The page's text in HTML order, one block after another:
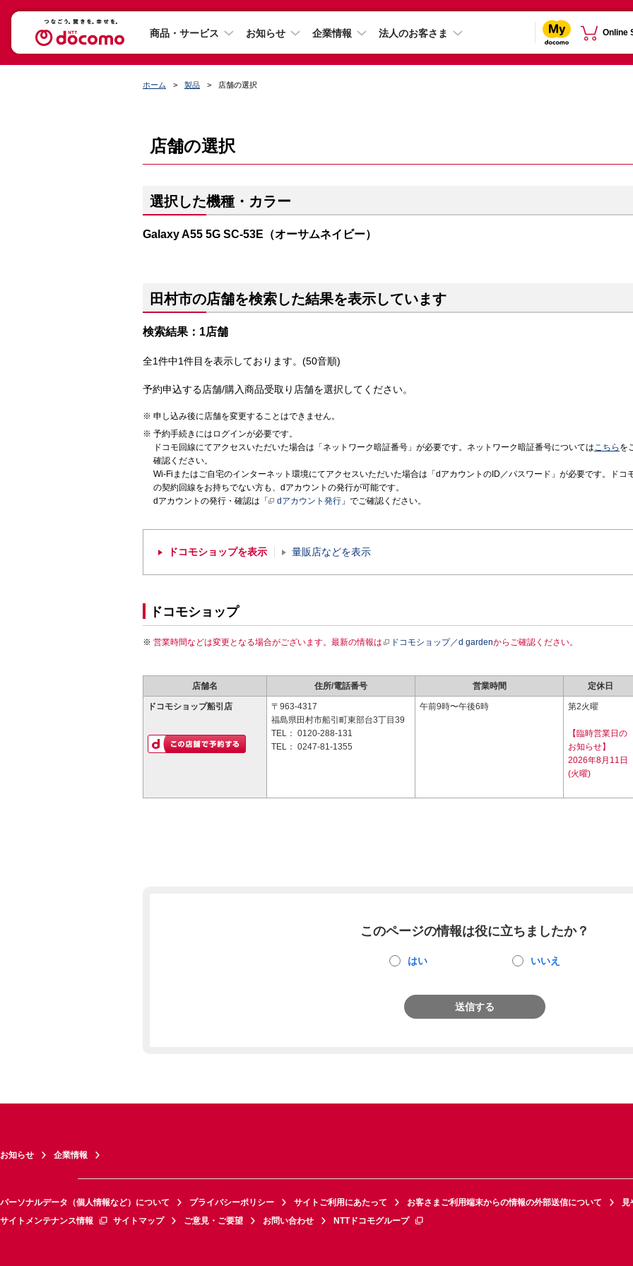
商品・サービス お知らせ 企業情報 法人のお客さま Online
ホーム 製品 店舗の選択
店舗の選択
選択した機種・カラー
Galaxy A55 5G SC-53E（オーサムネイビー）
田村市の店舗を検索した結果を表示しています
検索結果：1店舗
全1件中1件目を表示しております。(50音順)
予約申込する店舗/購入商品受取り店舗を選択してください。
申し込み後に店舗を変更することはできません。
予約手続きにはログインが必要です。
ドコモ回線にてアクセスいただいた場合は「ネットワーク暗証番号」が必要です。ネットワーク暗証番号についてはこちら を
確認ください。
Wi-Fiまたはご自宅のインターネット環境にてアクセスいただいた場合は「dアカウントのID／パスワード」が必要です。ドコ
の契約回線をお持ちでない方も、dアカウントの発行が可能です。
dアカウントの発行・確認は「
dアカウント発行 」でご確認ください。
ドコモショップを表示 量販店などを表示
ドコモショップ
営業時間などは変更となる場合がございます。最新の情報は ドコモショップ／d gardenからご確認ください。
店舗名 住所/電話番号 営業時間 定休日
ドコモショップ船引店
〒963-4317
福島県田村市船引町東部台3丁目39
TEL： 0120-288-131
TEL： 0247-81-1355
午前9時〜午後6時 第2火曜
【臨時営業日の
お知らせ】
2026年8月11日
(火曜)
このページの情報は役に立ちましたか？
はい いいえ
送信する
お知らせ 企業情報
パーソナルデータ（個人情報など）について プライバシーポリシー サイトご利用にあたって お客さまご利用端末からの情報の外部送信について
見
サイトメンテナンス情報
サイトマップ ご意見・ご要望 お問い合わせ NTTドコモグループ